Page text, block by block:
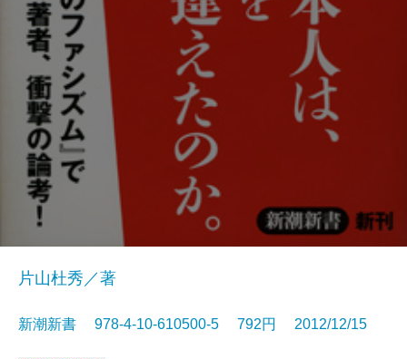
片山杜秀／著
新潮新書 978-4-10-610500-5 792円 2012/12/15